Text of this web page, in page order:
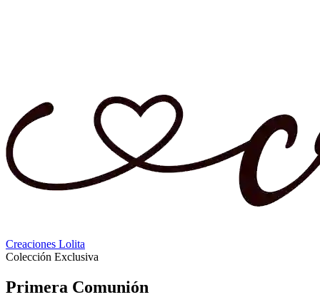
Creaciones Lolita
Colección Exclusiva
Primera Comunión